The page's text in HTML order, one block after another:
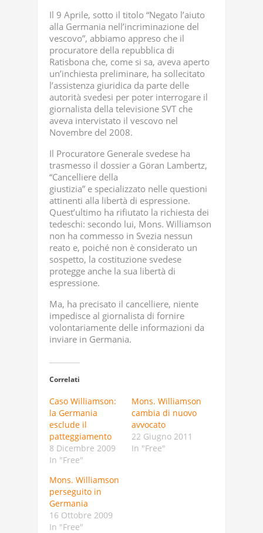
Il 9 Aprile, sotto il titolo “Negato l’aiuto
alla Germania nell’incriminazione del
vescovo”, abbiamo appreso che il
procuratore della repubblica di
Ratisbona che, come si sa, aveva aperto
un’inchiesta preliminare, ha sollecitato
l’assistenza giuridica da parte delle
autorità svedesi per poter interrogare il
giornalista della televisione SVT che
aveva intervistato il vescovo nel
Novembre del 2008.
Il Procuratore Generale svedese ha
trasmesso il dossier a Göran Lambertz,
“Cancelliere della
giustizia” e specializzato nelle questioni
attinenti alla libertà di espressione.
Quest’ultimo ha rifiutato la richiesta dei
tedeschi: secondo lui, Mons. Williamson
non ha commesso in Svezia nessun
reato e, poiché non è considerato un
sospetto, la costituzione svedese
protegge anche la sua libertà di
espressione.
Ma, ha precisato il cancelliere, niente
impedisce al giornalista di fornire
volontariamente delle informazioni da
inviare in Germania.
Correlati
Caso Williamson:
la Germania
esclude il
patteggiamento
8 Dicembre 2009
In "Free"
Mons. Williamson
cambia di nuovo
avvocato
22 Giugno 2011
In "Free"
Mons. Williamson
perseguito in
Germania
16 Ottobre 2009
In "Free"